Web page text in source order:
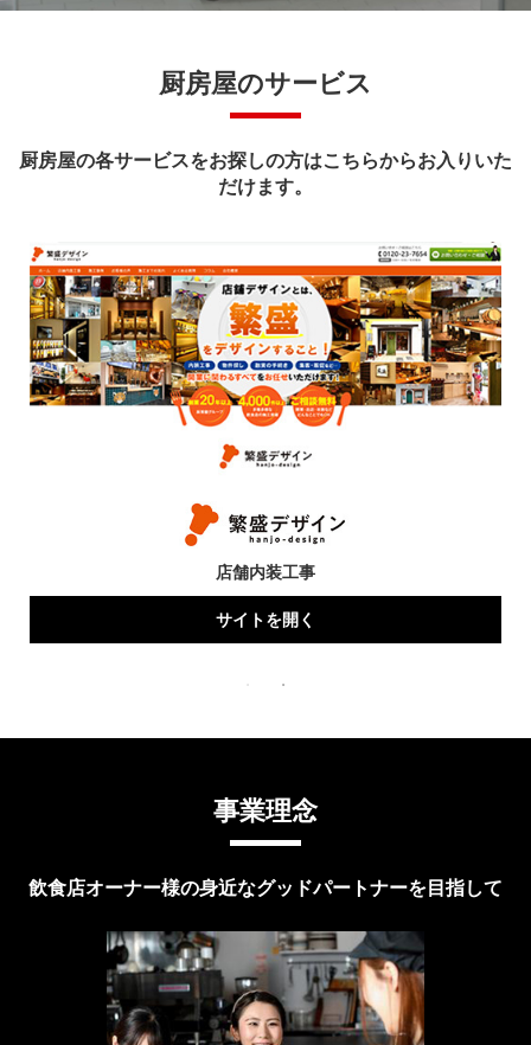
厨房屋のサービス
厨房屋の各サービスをお探しの方はこちらからお入りいた
だけます。
店舗内装工事
サイトを開く
事業理念
飲食店オーナー様の身近なグッドパートナーを目指して